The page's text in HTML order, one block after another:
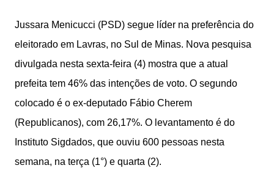
Jussara Menicucci (PSD) segue líder na preferência do
eleitorado em Lavras, no Sul de Minas. Nova pesquisa
divulgada nesta sexta-feira (4) mostra que a atual
prefeita tem 46% das intenções de voto. O segundo
colocado é o ex-deputado Fábio Cherem
(Republicanos), com 26,17%. O levantamento é do
Instituto Sigdados, que ouviu 600 pessoas nesta
semana, na terça (1°) e quarta (2).